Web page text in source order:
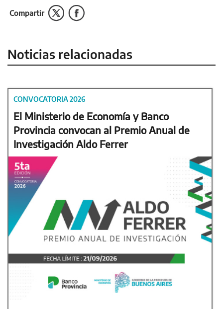
Compartir
Noticias relacionadas
CONVOCATORIA 2026
El Ministerio de Economía y Banco
Provincia convocan al Premio Anual de
Investigación Aldo Ferrer